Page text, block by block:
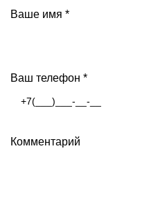
Ваше имя *
Ваш телефон *
Комментарий